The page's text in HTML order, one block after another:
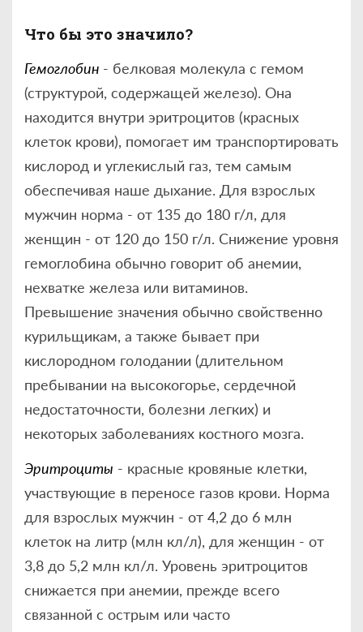
Что бы это значило?
Гемоглобин - белковая молекула с гемом
(структурой, содержащей железо). Она
находится внутри эритроцитов (красных
клеток крови), помогает им транспортировать
кислород и углекислый газ, тем самым
обеспечивая наше дыхание. Для взрослых
мужчин норма - от 135 до 180 г/л, для
женщин - от 120 до 150 г/л. Снижение уровня
гемоглобина обычно говорит об анемии,
нехватке железа или витаминов.
Превышение значения обычно свойственно
курильщикам, а также бывает при
кислородном голодании (длительном
пребывании на высокогорье, сердечной
недостаточности, болезни легких) и
некоторых заболеваниях костного мозга.
Эритроциты - красные кровяные клетки,
участвующие в переносе газов крови. Норма
для взрослых мужчин - от 4,2 до 6 млн
клеток на литр (млн кл/л), для женщин - от
3,8 до 5,2 млн кл/л. Уровень эритроцитов
снижается при анемии, прежде всего
связанной с острым или часто